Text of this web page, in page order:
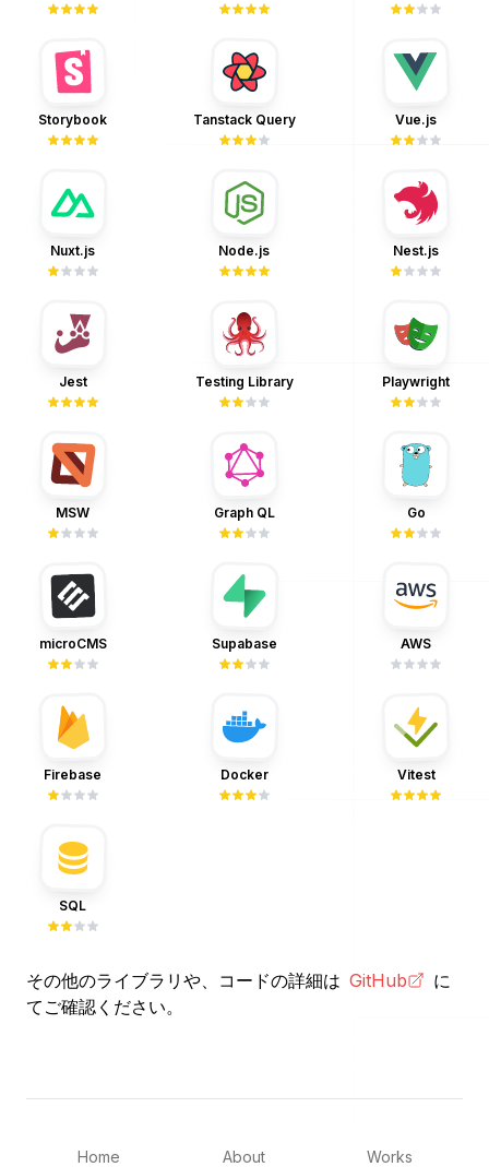
Storybook へのリンク
Storybook Tanstack Query へのリンク
Tanstack Query Vue.jsへの
Vue.js
Nuxt.js
Nuxt.js Node.js
Node.js Nest.js
Nest.js
Jestへのリンク
Jest Testing Library へのリンク
Testing Library Playwright
Playwright
MSWへのリンク
MSW Graph QL
Graph QL へのリン
Go
microCMS へのリンク
microCMS Supabase
Supabase AWSへのリ
AWS
Firebase
Firebase Docker
Docker Vitestへのリ
Vitest
SQLへのリンク
SQL
その他のライブラリや、コードの詳細は GitHub
に
てご確認ください。
Home About Works